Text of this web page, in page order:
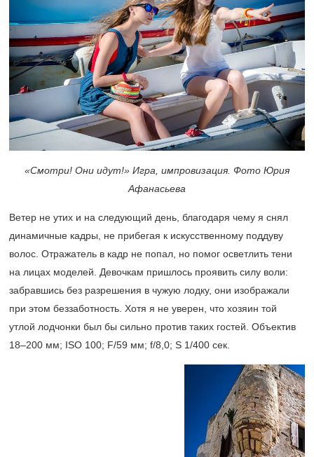
«Смотри! Они идут!» Игра, импровизация. Фото Юрия
Афанасьева
Ветер не утих и на следующий день, благодаря чему я снял
динамичные кадры, не прибегая к искусственному поддуву
волос. Отражатель в кадр не попал, но помог осветлить тени
на лицах моделей. Девочкам пришлось проявить силу воли:
забравшись без разрешения в чужую лодку, они изображали
при этом беззаботность. Хотя я не уверен, что хозяин той
утлой лодчонки был бы сильно против таких гостей. Объектив
18–200 мм; ISO 100; F/59 мм; f/8,0; S 1/400 сек.